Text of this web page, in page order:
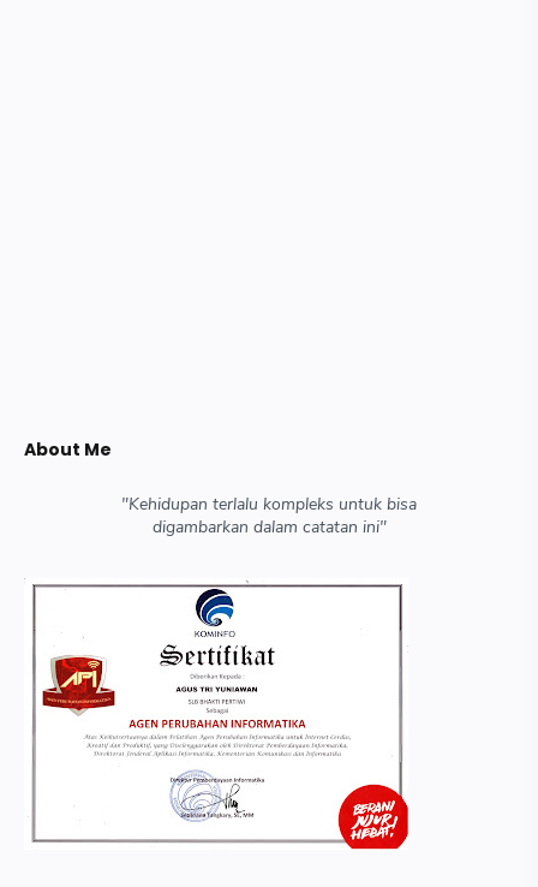
About Me
"Kehidupan terlalu kompleks untuk bisa
digambarkan dalam catatan ini"